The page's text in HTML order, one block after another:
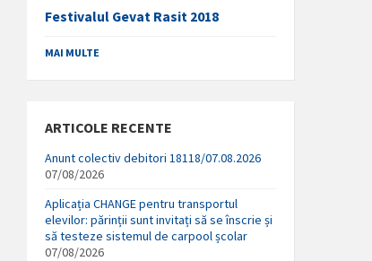
Festivalul Gevat Rasit 2018
MAI MULTE
ARTICOLE RECENTE
Anunt colectiv debitori 18118/07.08.2026
07/08/2026
Aplicația CHANGE pentru transportul
elevilor: părinții sunt invitați să se înscrie și
să testeze sistemul de carpool școlar
07/08/2026